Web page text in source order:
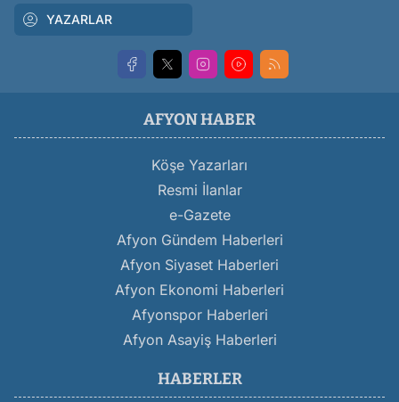
YAZARLAR
AFYON HABER
Köşe Yazarları
Resmi İlanlar
e-Gazete
Afyon Gündem Haberleri
Afyon Siyaset Haberleri
Afyon Ekonomi Haberleri
Afyonspor Haberleri
Afyon Asayiş Haberleri
HABERLER